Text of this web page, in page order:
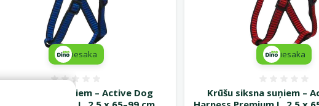
Krūšu siksna suņiem – Active Dog
iesaka
Krūšu siksna suņiem –
iesaka